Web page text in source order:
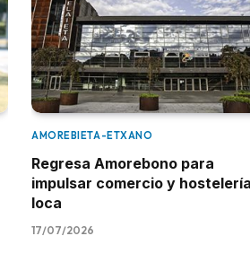
AMOREBIETA-ETXANO
Regresa Amorebono para
impulsar comercio y
loca
17/07/2026